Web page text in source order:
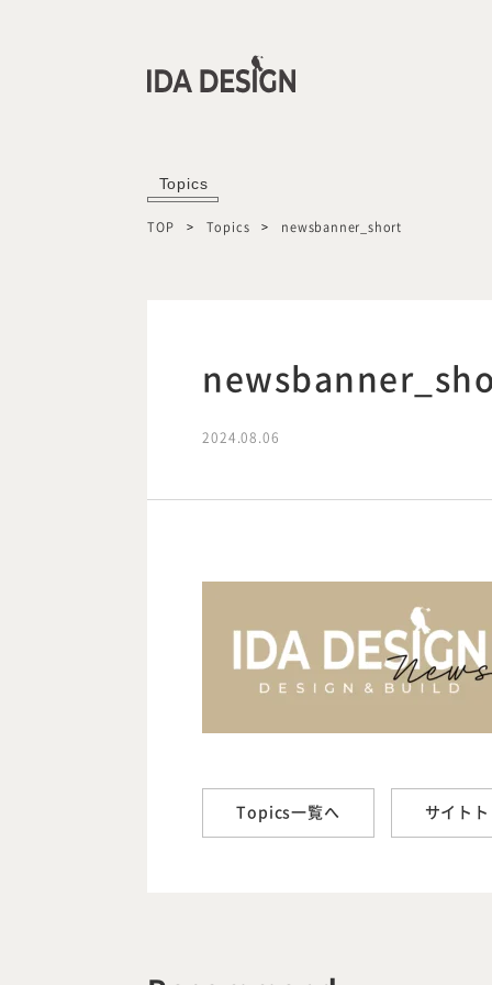
Topics
TOP Topics newsbanner_short
2024.08.06
Topics一覧へ サイト